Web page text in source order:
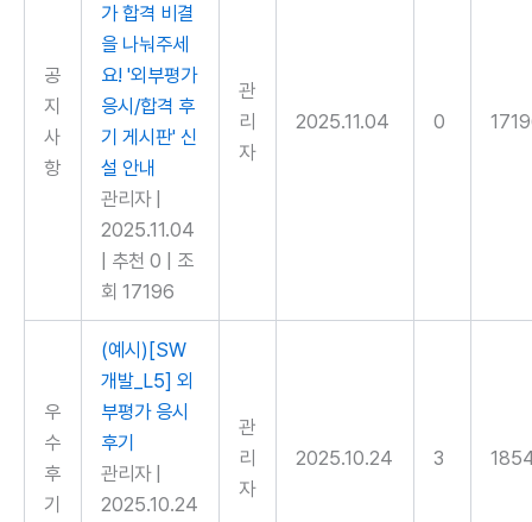
공
지
사
항
가 합격 비결
을 나눠주세
요! '외부평가
응시/합격 후
기 게시판' 신
설 안내
관리자
2025.11.04
추천 0
조
회 17196
관
리
자
2025.11.04 0
우
수
후
기
(예시)[SW
개발_L5] 외
부평가 응시
후기
관리자
2025.10.24
관
리
자
2025.10.24 3